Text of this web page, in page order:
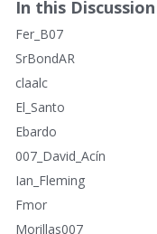
e
s
r
á
p
d
o
s
In this Discussion
Fer_B07
SrBondAR
claalc
El_Santo
Ebardo
007_David_Acín
Ian_Fleming
Fmor
Morillas007